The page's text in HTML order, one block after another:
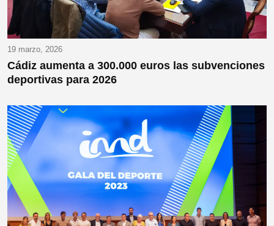
19 marzo, 2026
Cádiz aumenta a 300.000 euros las subvenciones
deportivas para 2026